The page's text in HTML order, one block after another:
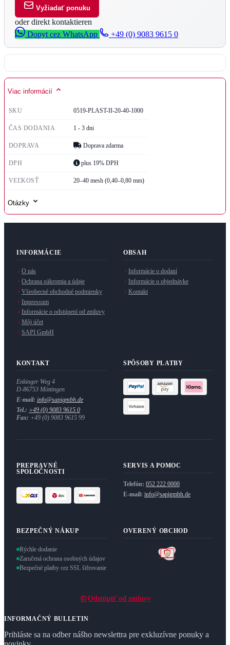
Vyžiadať ponuku
oder direkt kontaktieren
Dopyt cez WhatsApp
+49 (0) 9083 9615 0
Viac informácií
SKU 0519-PLAST-II-20-40-1000
ČAS DODANIA 1 - 3 dni
DOPRAVA Doprava zdarma
DPH plus 19% DPH
VEĽKOSŤ 20–40 mesh (0,40–0,80 mm)
Otázky
INFORMÁCIE
O nás
Ochrana súkromia a údaje
Všeobecné obchodné podmienky
Impressum
Informácie o odstúpení od zmluvy
Môj účet
SAPI GmbH
OBSAH
Informácie o dodaní
Informácie o objednávke
Kontakt
KONTAKT
Enkinger Weg 4
D-86753 Möttingen
E-mail: info@sapigmbh.de
Tel.: +49 (0) 9083 9615 0
Fax: +49 (0) 9083 9615 99
SPÔSOBY PLATBY
PREPRAVNÉ
SPOLOČNOSTI
SERVIS A POMOC
Telefón: 052 222 0000
E-mail: info@sapigmbh.de
BEZPEČNÝ NÁKUP
Rýchle dodanie
Zaručená ochrana osobných údajov
Bezpečné platby cez SSL šifrovanie
OVERENÝ OBCHOD
Odstúpiť od zmluvy
INFORMAČNÝ BULLETIN
Prihláste sa na odber nášho newslettra pre exkluzívne ponuky a